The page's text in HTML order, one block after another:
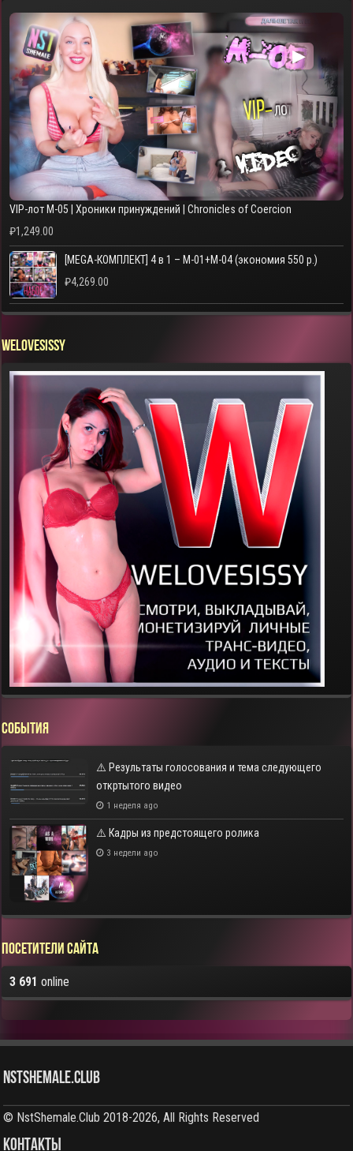
▶
VIP-лот M-05 | Хроники принуждений | Chronicles of Coercion
₽1,249.00
[MEGA-КОМПЛЕКТ] 4 в 1 – M-01+M-04 (экономия 550 р.)
₽4,269.00
WELOVESISSY
СОБЫТИЯ
⚠️ Результаты голосования и тема следующего
откртытого видео
1 неделя ago
⚠️ Кадры из предстоящего ролика
3 недели ago
Посетители сайта
3 691 online
NstShemale.Club
© NstShemale.Club 2018-2026, All Rights Reserved
КОНТАКТЫ